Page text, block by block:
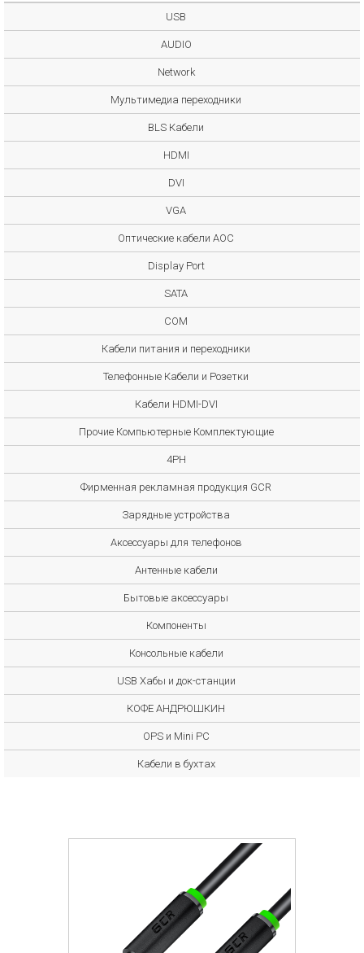
USB
AUDIO
Network
Мультимедиа переходники
BLS Кабели
HDMI
DVI
VGA
Оптические кабели AOC
Display Port
SATA
COM
Кабели питания и переходники
Телефонные Кабели и Розетки
Кабели HDMI-DVI
Прочие Компьютерные Комплектующие
4PH
Фирменная рекламная продукция GCR
Зарядные устройства
Аксессуары для телефонов
Антенные кабели
Бытовые аксессуары
Компоненты
Консольные кабели
USB Хабы и док-станции
КОФЕ АНДРЮШКИН
OPS и Mini PC
Кабели в бухтах